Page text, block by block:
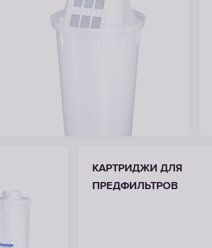
КАРТРИДЖИ ДЛЯ
ПРЕДФИЛЬТРОВ